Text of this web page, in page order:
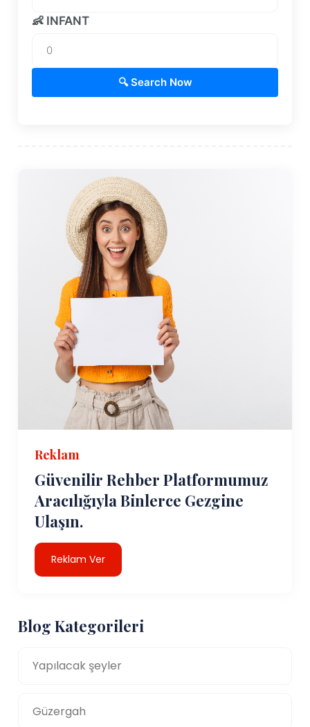
👶 INFANT
🔍 Search Now
Reklam
Güvenilir Rehber Platformumuz
Aracılığıyla Binlerce Gezgine
Ulaşın.
Reklam Ver
Blog Kategorileri
Yapılacak şeyler
Güzergah